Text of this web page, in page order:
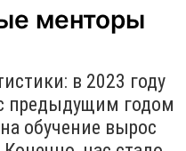
менторы
в 2023 году
предыдущим годом
обучение вырос